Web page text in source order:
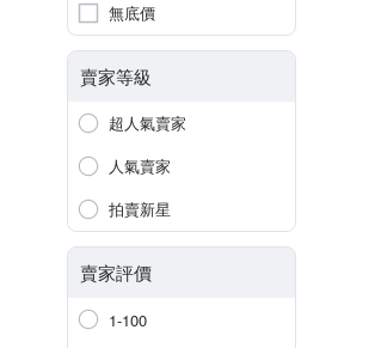
無底價
賣家等級
超人氣賣家
人氣賣家
拍賣新星
賣家評價
1-100